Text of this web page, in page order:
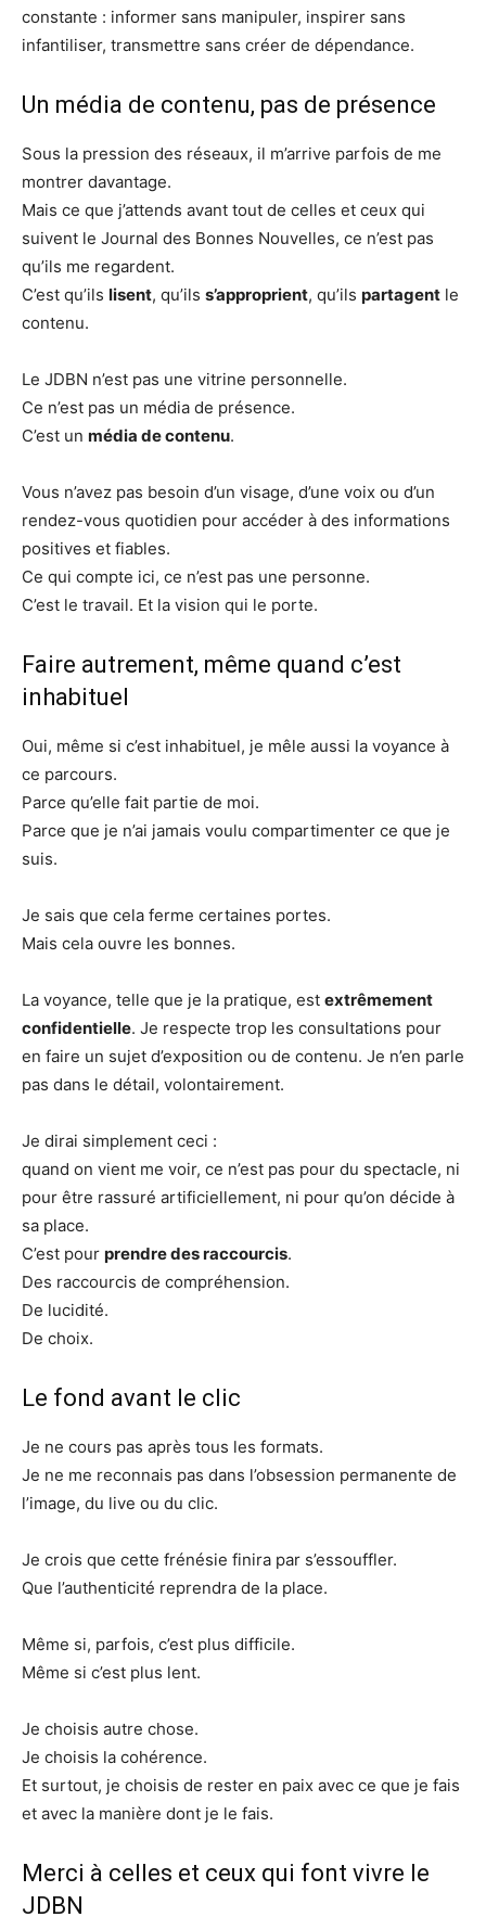
constante : informer sans manipuler, inspirer sans
infantiliser, transmettre sans créer de dépendance.
Un média de contenu, pas de présence
Sous la pression des réseaux, il m’arrive parfois de me
montrer davantage.
Mais ce que j’attends avant tout de celles et ceux qui
suivent le Journal des Bonnes Nouvelles, ce n’est pas
qu’ils me regardent.
C’est qu’ils lisent, qu’ils s’approprient, qu’ils partagent le
contenu.
Le JDBN n’est pas une vitrine personnelle.
Ce n’est pas un média de présence.
C’est un média de contenu.
Vous n’avez pas besoin d’un visage, d’une voix ou d’un
rendez-vous quotidien pour accéder à des informations
positives et fiables.
Ce qui compte ici, ce n’est pas une personne.
C’est le travail. Et la vision qui le porte.
Faire autrement, même quand c’est
inhabituel
Oui, même si c’est inhabituel, je mêle aussi la voyance à
ce parcours.
Parce qu’elle fait partie de moi.
Parce que je n’ai jamais voulu compartimenter ce que je
suis.
Je sais que cela ferme certaines portes.
Mais cela ouvre les bonnes.
La voyance, telle que je la pratique, est extrêmement
confidentielle. Je respecte trop les consultations pour
en faire un sujet d’exposition ou de contenu. Je n’en parle
pas dans le détail, volontairement.
Je dirai simplement ceci :
quand on vient me voir, ce n’est pas pour du spectacle, ni
pour être rassuré artificiellement, ni pour qu’on décide à
sa place.
C’est pour prendre des raccourcis.
Des raccourcis de compréhension.
De lucidité.
De choix.
Le fond avant le clic
Je ne cours pas après tous les formats.
Je ne me reconnais pas dans l’obsession permanente de
l’image, du live ou du clic.
Je crois que cette frénésie finira par s’essouffler.
Que l’authenticité reprendra de la place.
Même si, parfois, c’est plus difficile.
Même si c’est plus lent.
Je choisis autre chose.
Je choisis la cohérence.
Et surtout, je choisis de rester en paix avec ce que je fais
et avec la manière dont je le fais.
Merci à celles et ceux qui font vivre le
JDBN